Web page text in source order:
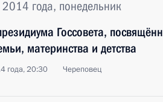
года, понедельник
Госсовета,
материнства и детства
года, 20:30 Череповец